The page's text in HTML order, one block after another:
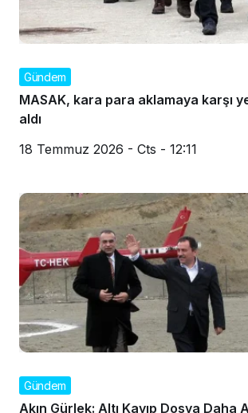
Gündem
MASAK, kara para aklamaya karşı
aldı
18 Temmuz 2026 - Cts - 12:11
Gündem
Akın Gürlek: Altı Kayıp Dosya Daha